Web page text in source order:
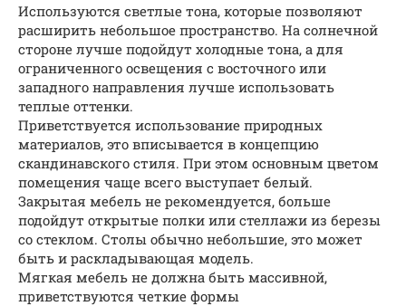
Используются светлые тона, которые позволяют
расширить небольшое пространство. На солнечной
стороне лучше подойдут холодные тона, а для
ограниченного освещения c восточного или
западного направления лучше использовать
теплые оттенки.
Приветствуется использование природных
материалов, это вписывается в концепцию
скандинавского стиля. При этом основным цветом
помещения чаще всего выступает белый.
Закрытая мебель не рекомендуется, больше
подойдут открытые полки или стеллажи из березы
со стеклом. Столы обычно небольшие, это может
быть и раскладывающая модель.
Мягкая мебель не должна быть массивной,
приветствуются четкие формы